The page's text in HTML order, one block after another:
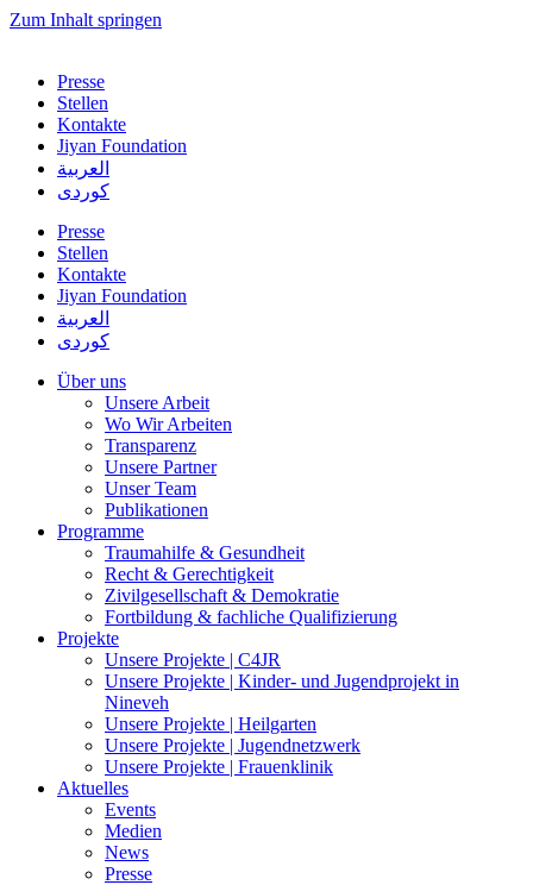
Zum Inhalt springen
Presse
Stellen
Kontakte
Jiyan Foundation
العربية
کوردی
Presse
Stellen
Kontakte
Jiyan Foundation
العربية
کوردی
Über uns
Unsere Arbeit
Wo Wir Arbeiten
Transparenz
Unsere Partner
Unser Team
Publikationen
Programme
Traumahilfe & Gesundheit
Recht & Gerechtigkeit
Zivilgesellschaft & Demokratie
Fortbildung & fachliche Qualifizierung
Projekte
Unsere Projekte | C4JR
Unsere Projekte | Kinder- und Jugendprojekt in
Nineveh
Unsere Projekte | Heilgarten
Unsere Projekte | Jugendnetzwerk
Unsere Projekte | Frauenklinik
Aktuelles
Events
Medien
News
Presse